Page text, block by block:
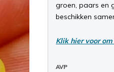
groen, paars en
beschikken
Klik hier voor
AVP